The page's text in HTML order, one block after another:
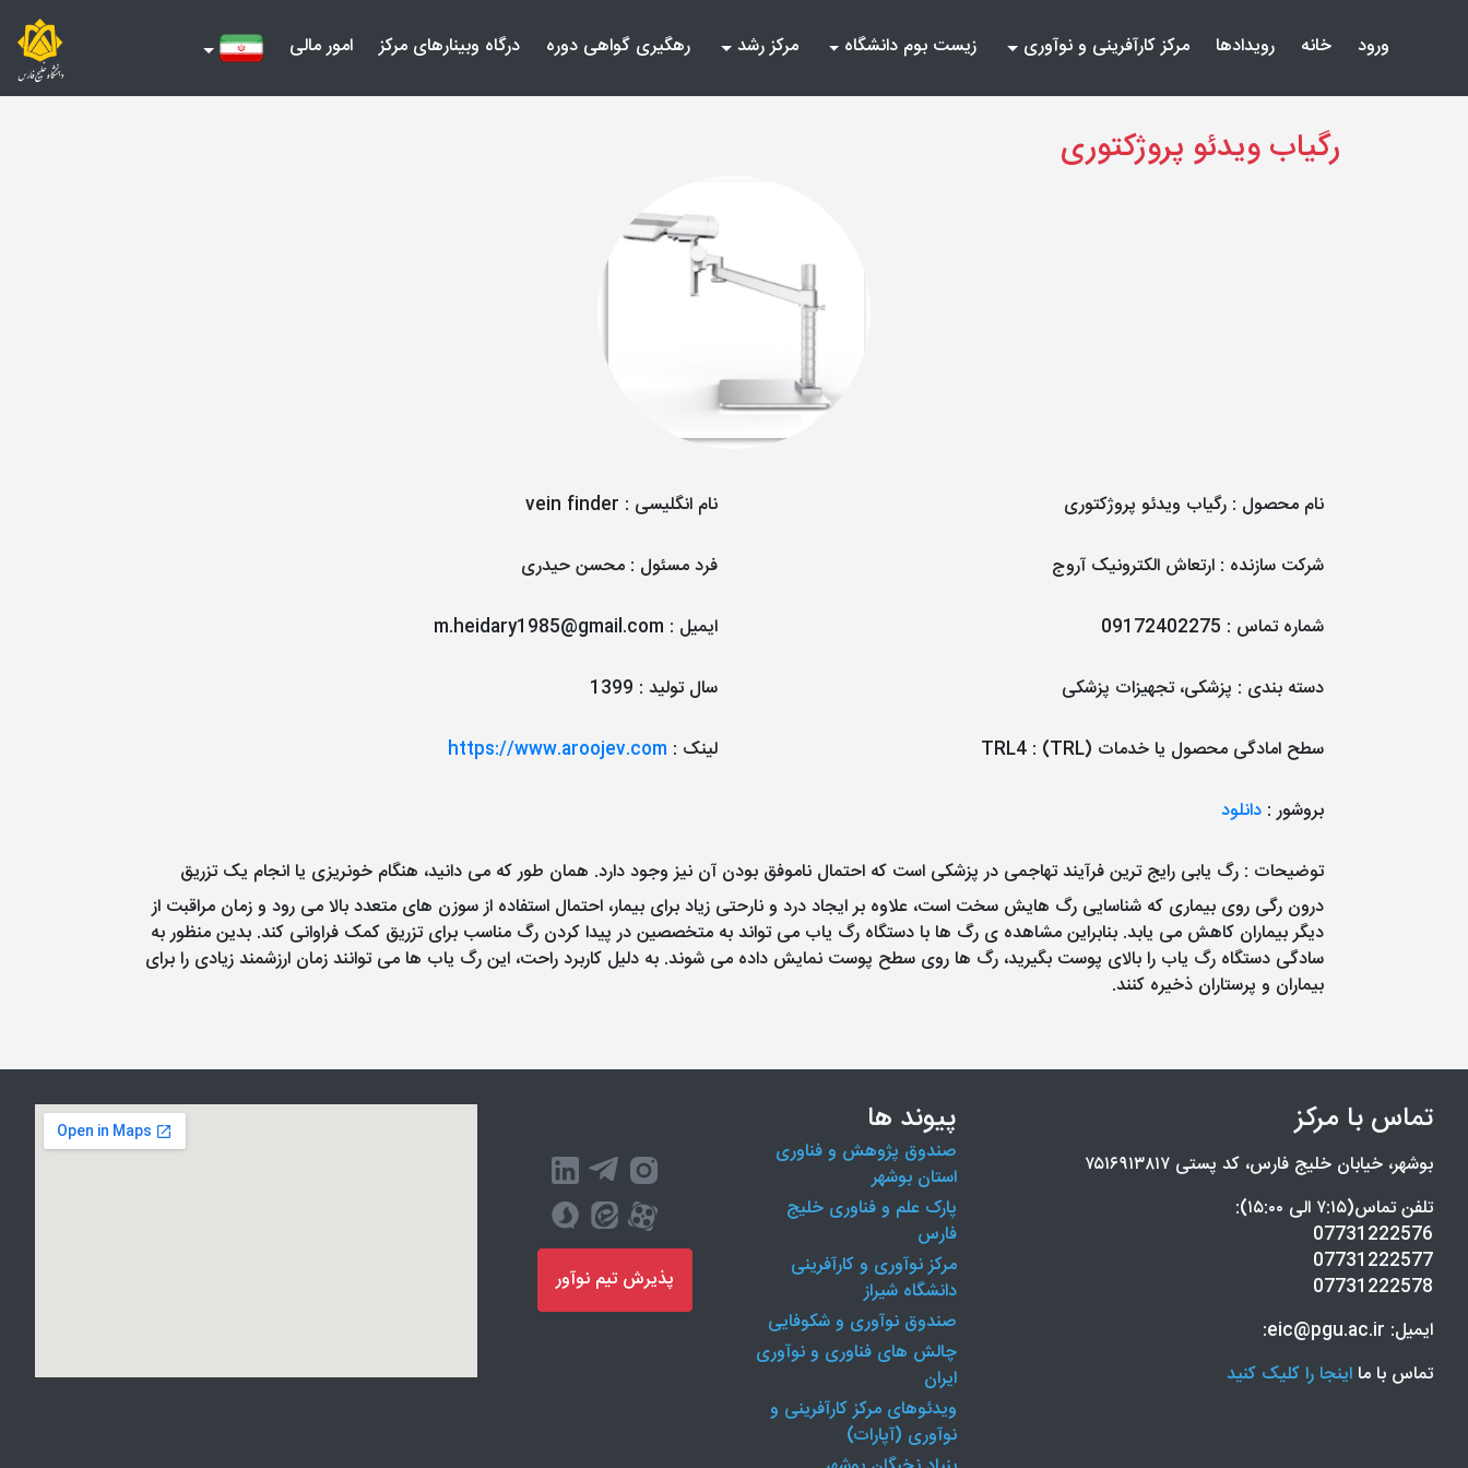
ورود
(current) خانه رویدادها مرکز کارآفرینی و نوآوری زیست بوم دانشگاه مرکز رشد رهگیری گواهی دوره درگاه وبینارهای مرکز امور مالی
رگیاب ویدئو پروژکتوری
نام محصول : رگیاب ویدئو پروژکتوری نام انگلیسی :
vein finder
شرکت سازنده : ارتعاش الکترونیک آروج فرد مسئول : محسن حیدری
شماره تماس :
09172402275 ایمیل :
m.heidary1985@gmail.com
دسته بندی : پزشکی، تجهیزات پزشکی سال تولید :
1399
سطح امادگی محصول یا خدمات (TRL) :
TRL4 لینک :
https://www.aroojev.com
بروشور: دانلود
توضیحات : رگ یابی رایج ترین فرآیند تهاجمی در پزشکی است که احتمال ناموفق بودن آن نیز وجود دارد. همان طور که می دانید، هنگام خونریزی یا انجام یک تزریق
درون رگی روی بیماری که شناسایی رگ هایش سخت است، علاوه بر ایجاد درد و نارحتی زیاد برای بیمار، احتمال استفاده از سوزن های متعدد بالا می رود و زمان مراقبت از
دیگر بیماران کاهش می یابد. بنابراین مشاهده ی رگ ها با دستگاه رگ یاب می تواند به متخصصین در پیدا کردن رگ مناسب برای تزریق کمک فراوانی کند. بدین منظور به
سادگی دستگاه رگ یاب را بالای پوست بگیرید، رگ ها روی سطح پوست نمایش داده می شوند. به دلیل کاربرد راحت، این رگ یاب ها می توانند زمان ارزشمند زیادی را برای
بیماران و پرستاران ذخیره کنند.
تماس با مرکز
بوشهر، خیابان خلیج فارس، کد پستی ۷۵۱۶۹۱۳۸۱۷
تلفن تماس(۷:۱۵ الی ۱۵:۰۰):
07731222576
07731222577
07731222578
ایمیل: eic@pgu.ac.ir:
تماس با ما اینجا را کلیک کنید
پیوند ها
صندوق پژوهش و فناوری
استان بوشهر
پارک علم و فناوری خلیج
فارس
مرکز نوآوری و کارآفرینی
دانشگاه شیراز
صندوق نوآوری و شکوفایی
چالش های فناوری و نوآوری
ایران
ویدئوهای مرکز کارآفرینی و
نوآوری (آپارات)
پذیرش تیم نوآور